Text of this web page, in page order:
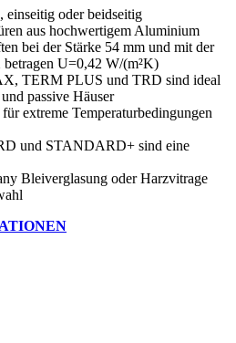
einseitig oder beidseitig
aus hochwertigem Aluminium
bei der Stärke 54 mm und mit der
U=0,42 W/(m²K)
TERM PLUS und TRD sind ideal
passive Häuser
extreme Temperaturbedingungen
und STANDARD+ sind eine
Bleiverglasung oder Harzvitrage